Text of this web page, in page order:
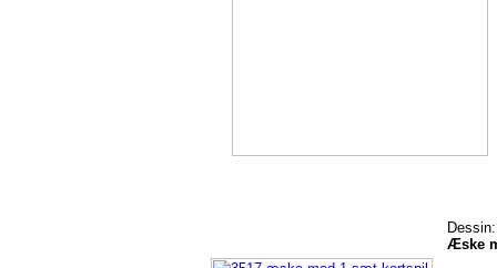
Æske